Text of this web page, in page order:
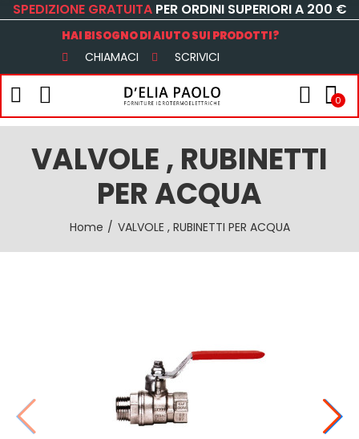
SPEDIZIONE GRATUITA PER ORDINI SUPERIORI A 200 €
HAI BISOGNO DI AIUTO SUI PRODOTTI?
CHIAMACI SCRIVICI
0
VALVOLE , RUBINETTI
PER ACQUA
Home VALVOLE , RUBINETTI PER ACQUA